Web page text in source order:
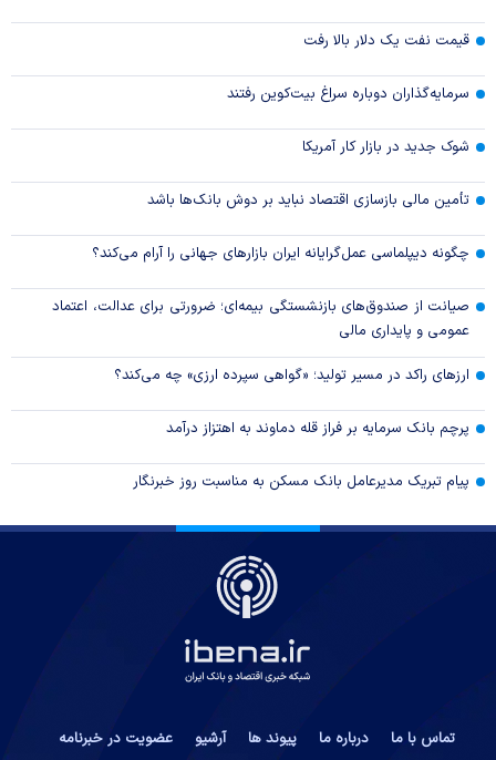
قیمت نفت یک دلار بالا رفت
سرمایه‌گذاران دوباره سراغ بیت‌کوین رفتند
شوک جدید در بازار کار آمریکا
تأمین مالی بازسازی اقتصاد نباید بر دوش بانک‌ها باشد
چگونه دیپلماسی عمل‌گرایانه ایران بازار‌های جهانی را آرام می‌کند؟
صیانت از صندوق‌های بازنشستگی بیمه‌ای؛ ضرورتی برای عدالت، اعتماد
عمومی و پایداری مالی
ارزهای راکد در مسیر تولید؛ «گواهی سپرده ارزی» چه می‌کند؟
پرچم بانک سرمایه بر فراز قله دماوند به اهتزاز درآمد
پیام تبریک مدیرعامل بانک مسکن به مناسبت روز خبرنگار
تماس با ما درباره ما پیوند ها آرشیو عضویت در خبرنامه